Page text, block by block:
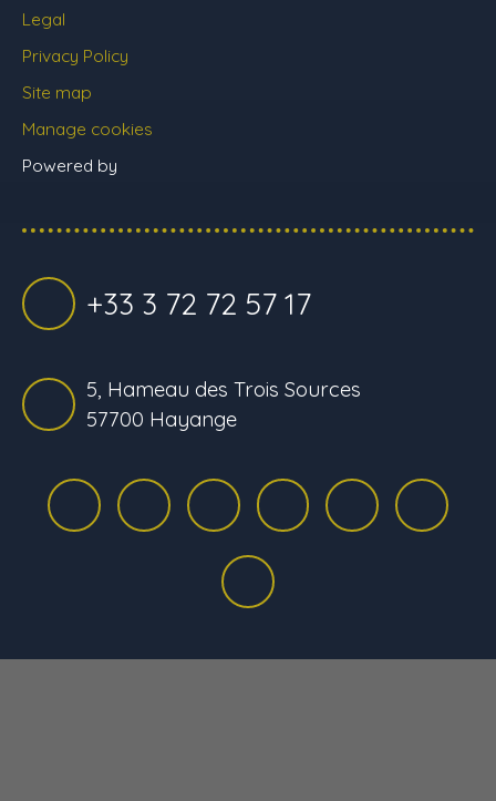
Legal
Privacy Policy
Site map
Manage cookies
Powered by
+33 3 72 72 57 17
5, Hameau des Trois Sources
57700 Hayange